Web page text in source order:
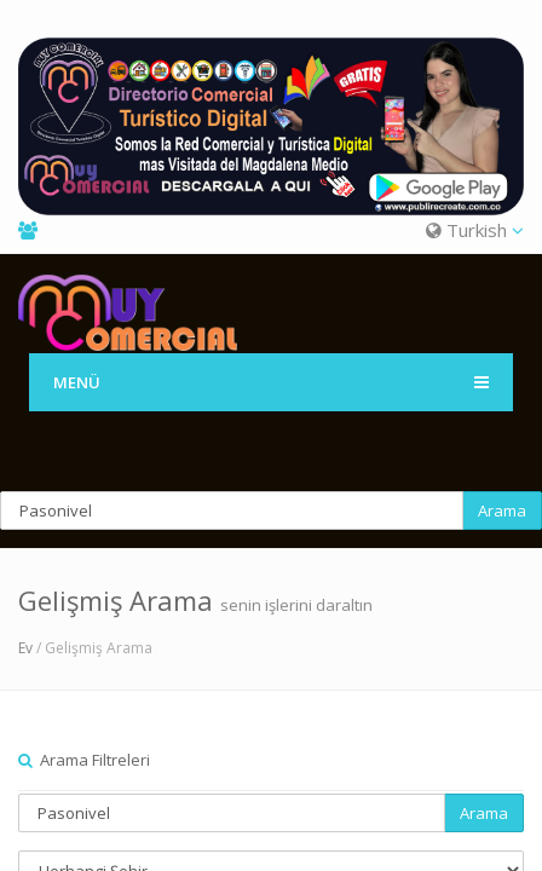
Turkish
MENÜ
Arama
Gelişmiş Arama senin işlerini daraltın
Ev/ Gelişmiş Arama
Arama Filtreleri
Arama